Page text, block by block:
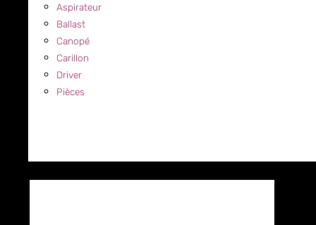
Aspirateur
Ballast
Canopé
Carillon
Driver
Pièces